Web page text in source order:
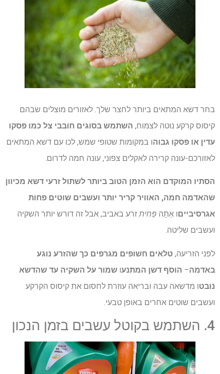
בחר דשא המתאים ביותר לחצר שלך. לאזורים מוצלים שבהם
קיסוס קרקע נוטה לצמוח, השתמש בסוגים חובבי צל כמו פסקו
עדין או פסקו גבוהו במקומות שטופי שמש, לכו עם דשא המתאים
לאזורכם-עונה קרירה לאקלים צפוני, עונה חמה לדרום.
הסתיו המוקדם הוא הזמן הטוב ביותר לשתול זרעי דשא מכיוון
שהאדמה חמה, האוויר קריר יותר ועשבים שוטים פחות
אגרסיבייםו אַתָה פַּחִיתזרע באביב, אבל זה דורש יותר השקיה
ועשבים שליטה.
לפני הזריעה, טלאים חשופים מגרפים כך שהזרע נוגע
באדמה– הוסף דשן המתנעו שמור על השקיה עד שהדשא
נובטו מדשאה עבה ובריאה עוזרת לחסום את קיסוס הקרקע
ועשבים שוטים אחרים באופן טבעי.
4. השתמש בקוטל עשבים בזמן הנכון